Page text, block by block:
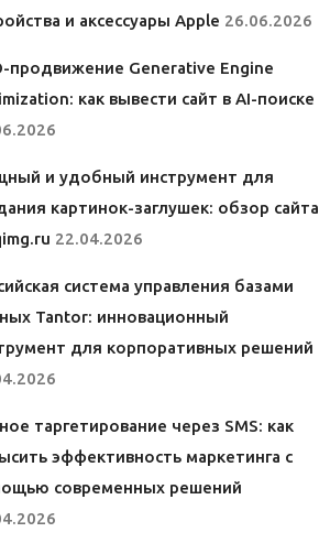
и аксессуары Apple 26.06.2026
продвижение Generative Engine
как вывести сайт в AI-поиске
и удобный инструмент для
картинок-заглушек: обзор сайта
22.04.2026
система управления базами
Tantor: инновационный
для корпоративных решений
таргетирование через SMS: как
эффективность маркетинга с
современных решений